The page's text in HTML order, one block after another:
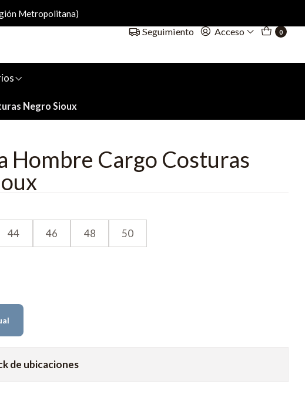
Seguimiento Acceso 0
Metropolitana)
Negro Sioux
Hombre Cargo Costuras
44 46 48 50
de ubicaciones